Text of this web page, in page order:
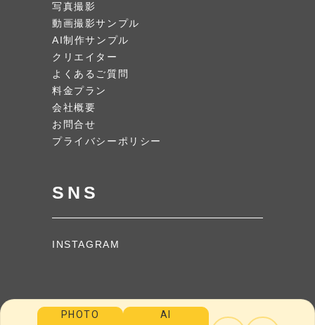
写真撮影
動画撮影サンプル
AI制作サンプル
クリエイター
よくあるご質問
料金プラン
会社概要
お問合せ
プライバシーポリシー
SNS
INSTAGRAM
PHOTO AI